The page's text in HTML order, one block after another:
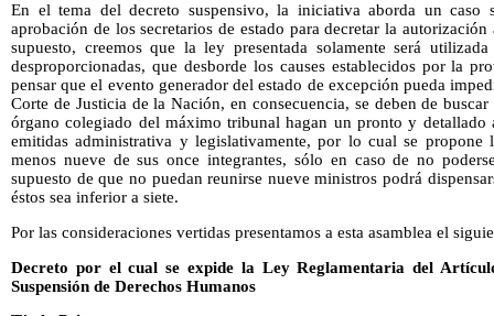
En el tema del decreto suspensivo, la iniciativa aborda un caso
aprobación de los secretarios de estado para decretar la
supuesto, creemos que la ley presentada solamente será
desproporcionadas, que desborde los causes establecidos por la
pensar que el evento generador del estado de excepción pueda
Corte de Justicia de la Nación, en consecuencia, se deben de
órgano colegiado del máximo tribunal hagan un pronto y detallado
emitidas administrativa y legislativamente, por lo cual se
menos nueve de sus once integrantes, sólo en caso de no
supuesto de que no puedan reunirse nueve ministros podrá
éstos sea inferior a siete.
Por las consideraciones vertidas presentamos a esta asamblea el
Decreto por el cual se expide la Ley Reglamentaria del
Suspensión de Derechos Humanos